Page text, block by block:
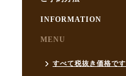
INFORMATION
MENU
すべて税抜き価格です